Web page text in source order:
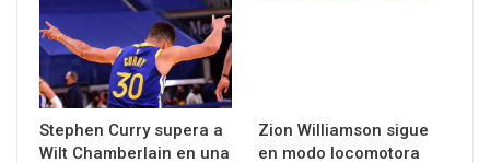
Stephen Curry supera a
Wilt Chamberlain en una
Zion Williamson sigue
en modo locomotora